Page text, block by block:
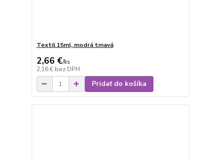
Textil 15ml, modrá tmavá
2,66 €/ks
2,16 € bez DPH
Pridať do košíka